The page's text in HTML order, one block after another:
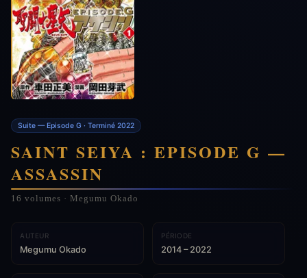
Suite — Episode G · Terminé 2022
SAINT SEIYA : EPISODE G —
ASSASSIN
16 volumes · Megumu Okado
AUTEUR
Megumu Okado
PÉRIODE
2014 – 2022